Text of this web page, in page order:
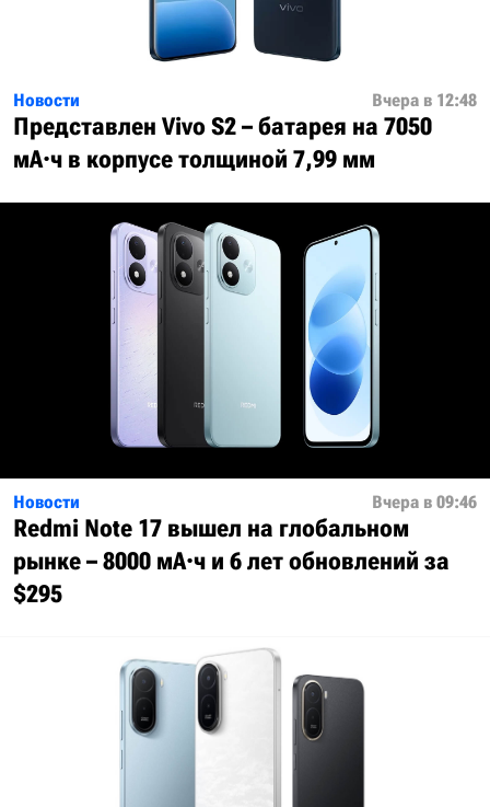
Новости Вчера в 12:48
Представлен Vivo S2 – батарея на 7050
мА·ч в корпусе толщиной 7,99 мм
Новости Вчера в 09:46
Redmi Note 17 вышел на глобальном
рынке – 8000 мА·ч и 6 лет обновлений за
$295